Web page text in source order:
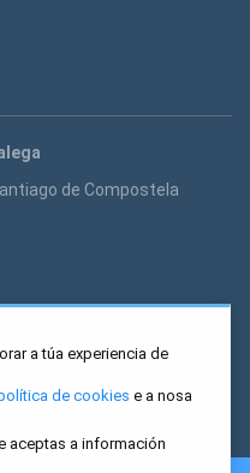
de Compostela
a túa experiencia de
de cookies e a nosa
aceptas a información